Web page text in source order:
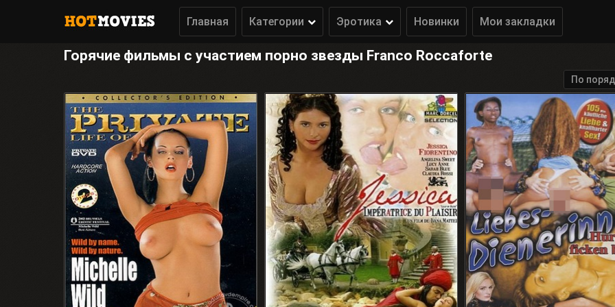
Главная Категории Эротика Новинки Мои закладки
Горячие фильмы с участием порно звезды Franco Roccaforte
По